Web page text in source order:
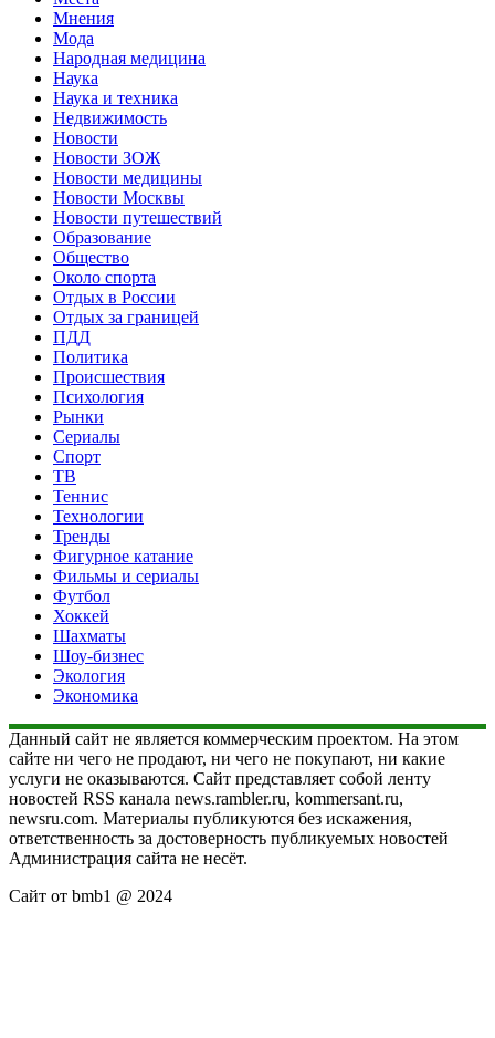
Мнения
Мода
Народная медицина
Наука
Наука и техника
Недвижимость
Новости
Новости ЗОЖ
Новости медицины
Новости Москвы
Новости путешествий
Образование
Общество
Около спорта
Отдых в России
Отдых за границей
ПДД
Политика
Происшествия
Психология
Рынки
Сериалы
Спорт
ТВ
Теннис
Технологии
Тренды
Фигурное катание
Фильмы и сериалы
Футбол
Хоккей
Шахматы
Шоу-бизнес
Экология
Экономика
Данный сайт не является коммерческим проектом. На этом
сайте ни чего не продают, ни чего не покупают, ни какие
услуги не оказываются. Сайт представляет собой ленту
новостей RSS канала news.rambler.ru, kommersant.ru,
newsru.com. Материалы публикуются без искажения,
ответственность за достоверность публикуемых новостей
Администрация сайта не несёт.
Сайт от bmb1 @ 2024